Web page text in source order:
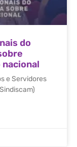
do
e Servidores